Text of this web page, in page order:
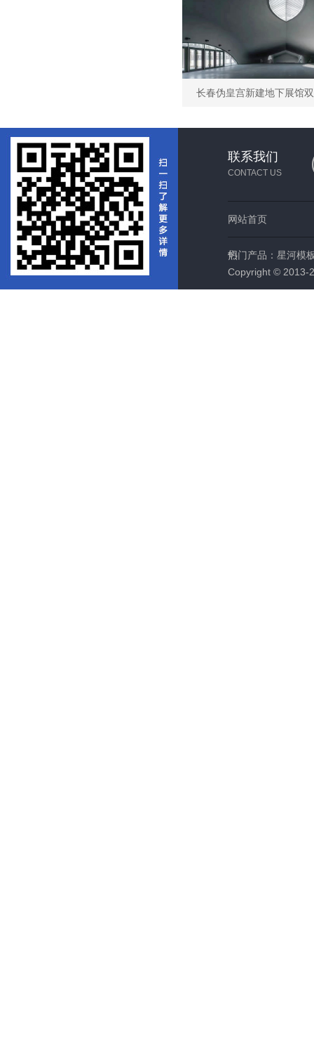
联系我们
CONTACT US
网站首页
们
热门产品： 星河模
Copyright © 2013-